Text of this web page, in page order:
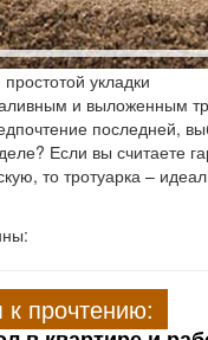
укладки
и выложенным
последней,
Если вы считаете
то тротуарка –
прочтению: